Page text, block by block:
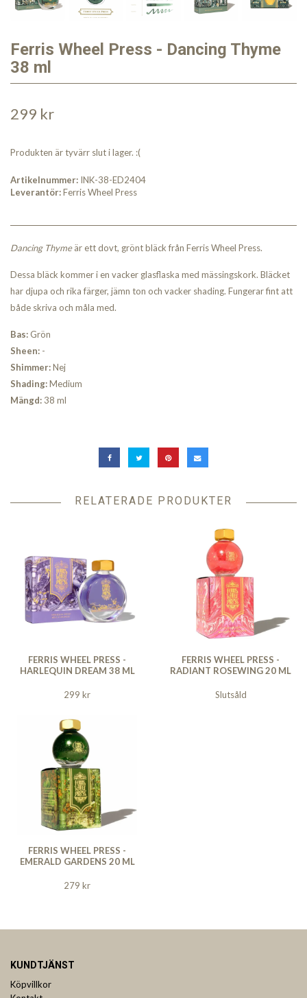
Ferris Wheel Press - Dancing Thyme
38 ml
299 kr
Produkten är tyvärr slut i lager. :(
Artikelnummer: INK-38-ED2404
Leverantör:Ferris Wheel Press
Dancing Thymeär ett dovt, grönt bläck från Ferris Wheel Press.
Dessa bläck kommer i en vacker glasflaska med mässingskork. Bläcket
har djupa och rika färger, jämn ton och vacker shading. Fungerar fint att
både skriva och måla med.
Bas: Grön
Sheen: -
Shimmer:Nej
Shading:Medium
Mängd: 38 ml
RELATERADE PRODUKTER
FERRIS WHEEL PRESS -
HARLEQUIN DREAM 38 ML
299 kr
FERRIS WHEEL PRESS -
RADIANT ROSEWING 20 ML
Slutsåld
FERRIS WHEEL PRESS -
EMERALD GARDENS 20 ML
279 kr
KUNDTJÄNST
Köpvillkor